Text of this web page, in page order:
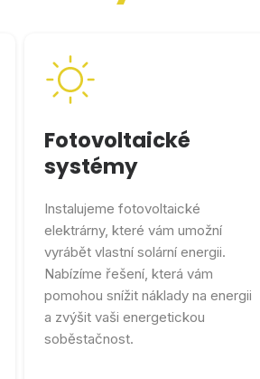
Fotovoltaické
systémy
Instalujeme fotovoltaické
elektrárny, které vám umožní
vyrábět vlastní solární energii.
Nabízíme řešení, která vám
pomohou snížit náklady na energii
a zvýšit vaši energetickou
soběstačnost.